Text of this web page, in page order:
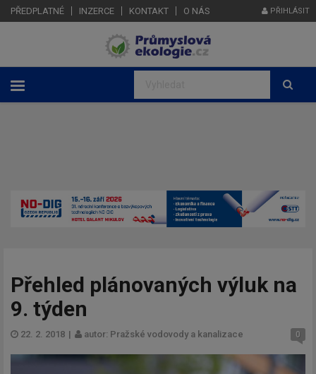
PŘEDPLATNÉ INZERCE KONTAKT O NÁS PŘIHLÁSIT
Přehled plánovaných výluk na
9. týden
22. 2. 2018 | autor: Pražské vodovody a kanalizace 0